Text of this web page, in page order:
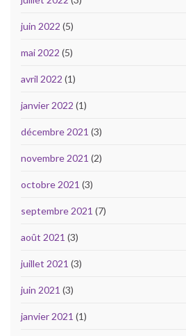
juin 2022 (5)
mai 2022 (5)
avril 2022 (1)
janvier 2022 (1)
décembre 2021 (3)
novembre 2021 (2)
octobre 2021 (3)
septembre 2021 (7)
août 2021 (3)
juillet 2021 (3)
juin 2021 (3)
janvier 2021 (1)